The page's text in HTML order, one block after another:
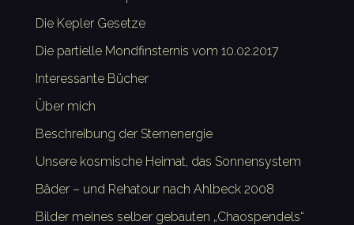
Die Kepler Gesetze
Die partielle Mondfinsternis vom 10.02.2017
Interessante Bücher
Über mich
Beschreibung der Sternenergie
Unsere kosmische Heimat, das Sonnensystem
Bäder – und Rehatour nach Ahlbeck 2008
Bilder meines selber gebauten „Chaospendels“